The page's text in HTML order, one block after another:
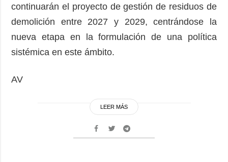
continuarán el proyecto de gestión de residuos de
demolición entre 2027 y 2029, centrándose la
nueva etapa en la formulación de una política
sistémica en este ámbito.
AV
LEER MÁS